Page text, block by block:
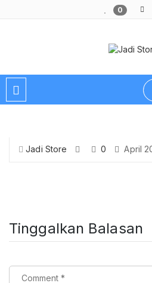
0
Jadi Store 0 April
Tinggalkan Balasan